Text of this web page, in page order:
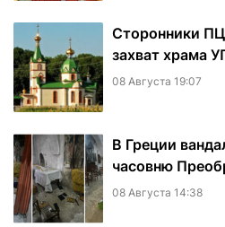
Сторонники
захват храма
08 Августа 19:07
В Греции
часовню
08 Августа 14:38